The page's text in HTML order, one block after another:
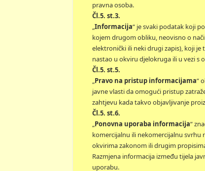
pravna osoba.
Čl.5. st.3.
„Informacija“ je svaki podatak koji
kojem drugom obliku, neovisno o
elektronički ili neki drugi zapis), koji
nastao u okviru djelokruga ili u vezi s
Čl.5. st.5.
„Pravo na pristup informacijama“
javne vlasti da omogući pristup
zahtjevu kada takvo objavljivanje
Čl.5. st.6.
„Ponovna uporaba informacija“
komercijalnu ili nekomercijalnu svrhu
okvirima zakonom ili drugim
Razmjena informacija između tijela
uporabu.